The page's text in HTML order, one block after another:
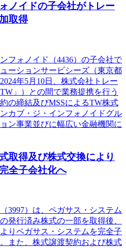
ノイドの子会社がトレー
取得
フォノイド（4436）の子会社で
ーションサービシーズ（東京都
年5月10日、株式会社トレー
」）との間で業務提携を行う
の締結及びMSSによるTW株式
カブ・ジ・インフォノイドグル
ン事業並びに幅広い金融機関に
取得及び株式交換により
全子会社化へ
3997）は、ペガサス・システム
発行済み株式の一部を取得後、
りペガサス・システムを完全子
また、株式譲渡契約および株式